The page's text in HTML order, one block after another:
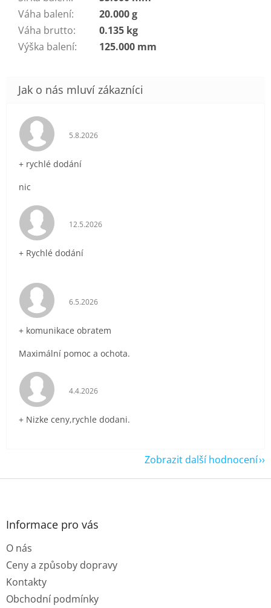
Váha balení:
20.000 g
Váha brutto:
0.135 kg
Výška balení: 125.000 mm
Hodnocení obchodu je 5 z 5 hvězdiček.
5.8.2026
+ rychlé dodání
nic
Hodnocení obchodu je 5 z 5 hvězdiček.
12.5.2026
+ Rychlé dodání
Hodnocení obchodu je 5 z 5 hvězdiček.
6.5.2026
+ komunikace obratem
Maximální pomoc a ochota.
Hodnocení obchodu je 5 z 5 hvězdiček.
4.4.2026
+ Nizke ceny,rychle dodani.
Zobrazit další hodnocení
Z
Informace pro vás
O nás
Ceny a způsoby dopravy
Kontakty
Obchodní podmínky